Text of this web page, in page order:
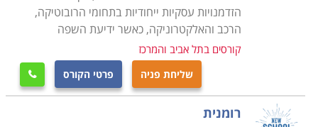
הזדמנויות עסקיות ייחודיות בתחומי הרובוטיקה,
הרכב והאלקטרוניקה, כאשר ידיעת השפה
קורסים בתל אביב והמרכז
שליחת פניה פרטי הקורס 
רומנית